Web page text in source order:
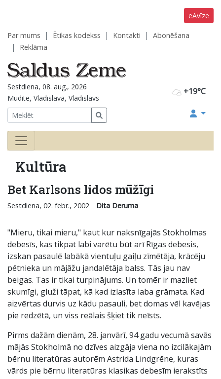
eAvīze
Par mums Ētikas kodekss Kontakti
Abonēšana
Reklāma
+19°C
Sestdiena, 08. aug., 2026
Mudīte, Vladislava, Vladislavs
Kultūra
Bet Karlsons lidos mūžīgi
Sestdiena, 02. febr., 2002 Dita Deruma
"Mieru, tikai mieru," kaut kur naksnīgajās Stokholmas
debesīs, kas tikpat labi varētu būt arī Rīgas debesis,
izskan pasaulē labākā vientuļu gaiļu zīmētāja, krācēju
pētnieka un mājāžu jandalētāja balss. Tās jau nav
beigas. Tas ir tikai turpinājums. Un tomēr ir mazliet
skumīgi, gluži tāpat, kā kad izlasīta laba grāmata. Kad
aizvērtas durvis uz kādu pasauli, bet domas vēl kavējas
pie redzētā, un viss reālais šķiet tik neīsts.
Pirms dažām dienām, 28. janvārī, 94 gadu vecumā savās
mājās Stokholmā no dzīves aizgāja viena no izcilākajām
bērnu literatūras autorēm Astrida Lindgrēne, kuras
vārds pie bērnu literatūras klasikas debesīm ierakstīts